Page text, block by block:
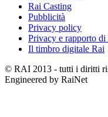
Rai Casting
Pubblicità
Privacy policy
Privacy e rapporto
Il timbro digitale Rai
© RAI 2013 - tutti i diritti
Engineered by RaiNet